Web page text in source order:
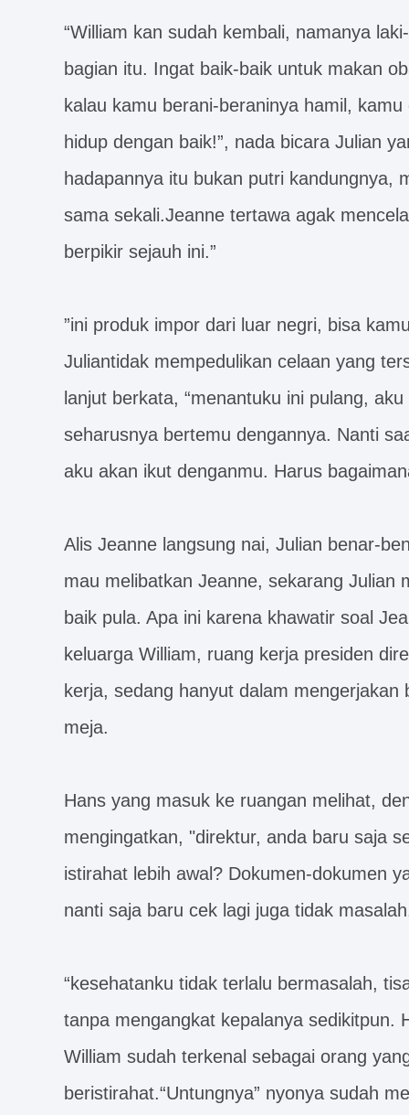
“William kan sudah kembali, namanya
bagian itu. Ingat baik-baik untuk makan
kalau kamu berani-beraninya hamil,
hidup dengan baik!”, nada bicara Julian
hadapannya itu bukan putri kandungnya,
sama sekali.Jeanne tertawa agak
berpikir sejauh ini.”
”ini produk impor dari luar negri, bisa
Juliantidak mempedulikan celaan yang
lanjut berkata, “menantuku ini pulang,
seharusnya bertemu dengannya. Nanti
aku akan ikut denganmu. Harus
Alis Jeanne langsung nai, Julian benar-
mau melibatkan Jeanne, sekarang Julian
baik pula. Apa ini karena khawatir soal
keluarga William, ruang kerja presiden
kerja, sedang hanyut dalam
meja.
Hans yang masuk ke ruangan melihat,
mengingatkan, "direktur, anda baru saja
istirahat lebih awal? Dokumen-dokumen
nanti saja baru cek lagi juga tidak
“kesehatanku tidak terlalu bermasalah,
tanpa mengangkat kepalanya sedikitpun.
William sudah terkenal sebagai orang
beristirahat.“Untungnya” nyonya sudah